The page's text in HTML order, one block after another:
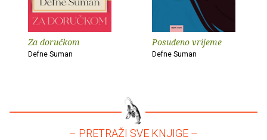
Za doručkom
Defne Suman
Posuđeno vrijeme
Defne Suman
– PRETRAŽI SVE KNJIGE –